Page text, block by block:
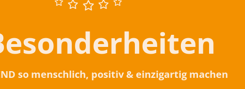
so menschlich, positiv & einzigartig machen